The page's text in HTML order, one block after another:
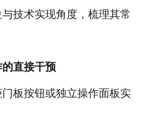
联系我们
技术实现角度，梳理其常
直接干预
按钮或独立操作面板实